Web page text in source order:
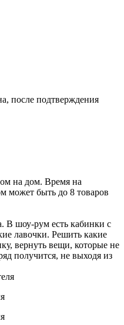
после подтверждения
на дом. Время на
может быть до 8 товаров
В шоу-рум есть кабинки с
лавочки. Решить какие
вернуть вещи, которые не
получится, не выходя из